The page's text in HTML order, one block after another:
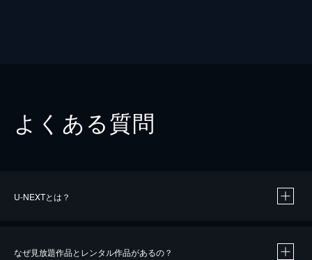
よくある質問
U-NEXTとは？
なぜ見放題作品とレンタル作品があるの？